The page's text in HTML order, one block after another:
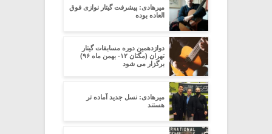
میرهادی: پیشرفت گیتار نوازی فوق
العاده بوده
دوازدهمین دوره مسابقات گیتار
تهران (مگتان ۱۲- بهمن ماه ۹۶)
برگزار می شود
میرهادی: نسل جدید آماده تر
هستند